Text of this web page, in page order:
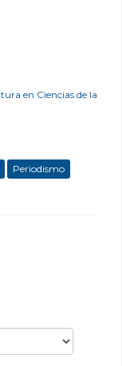
en Ciencias de la
Periodismo